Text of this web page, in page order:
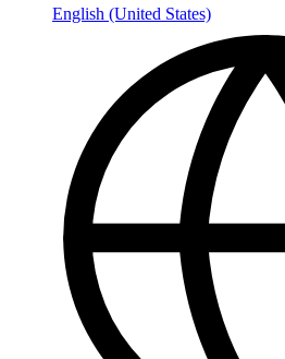
English (United States)